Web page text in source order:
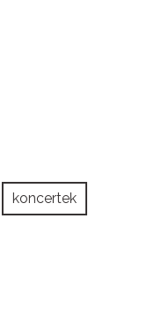
koncertek